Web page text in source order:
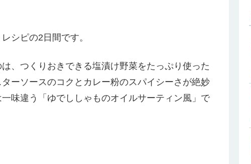
シピの2日間です。
、つくりおきできる塩漬け野菜をたっぷり使った
ーソースのコクとカレー粉のスパイシーさが絶妙
味違う「ゆでししゃものオイルサーティン風」で